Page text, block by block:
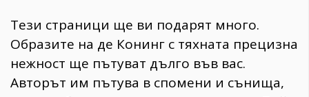
Тези страници ще ви подарят много.
Образите на де Конинг с тяхната прецизна
нежност ще пътуват дълго във вас.
Авторът им пътува в спомени и сънища,